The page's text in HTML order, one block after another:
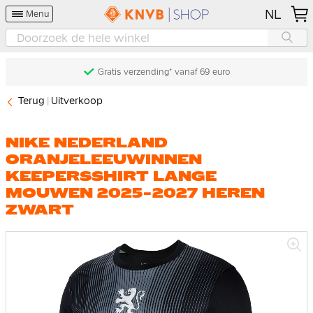
Menu NL
Gratis verzending* vanaf 69 euro
Terug Uitverkoop
NIKE NEDERLAND
ORANJELEEUWINNEN
KEEPERSSHIRT LANGE
MOUWEN 2025-2027 HEREN
ZWART